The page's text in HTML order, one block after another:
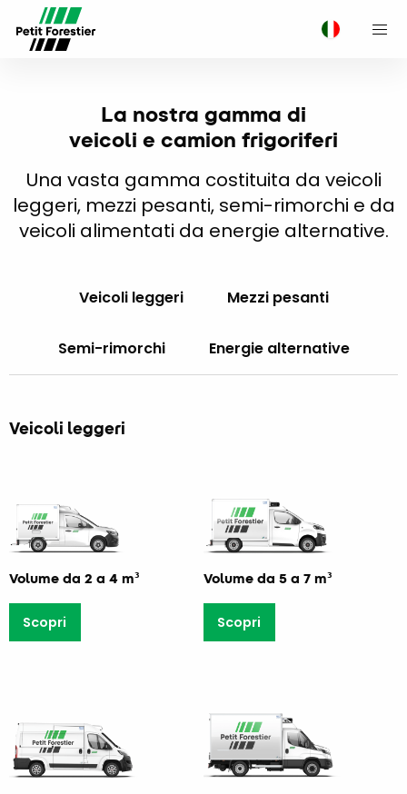
La nostra gamma di
veicoli e camion frigoriferi
Una vasta gamma costituita da veicoli
leggeri, mezzi pesanti, semi-rimorchi e da
veicoli alimentati da energie alternative.
Veicoli leggeri Mezzi pesanti
Semi-rimorchi Energie alternative
Veicoli leggeri
Volume da 2 a 4 m³
Scopri
Volume da 5 a 7 m³
Scopri